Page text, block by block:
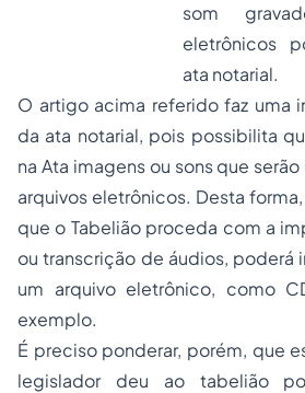
som
eletrônicos
ata notarial.
O artigo acima referido faz uma
da ata notarial, pois possibilita
na Ata imagens ou sons que
arquivos eletrônicos. Desta
que o Tabelião proceda com a
ou transcrição de áudios, poderá
um arquivo eletrônico, como
exemplo.
É preciso ponderar, porém, que
legislador deu ao tabelião